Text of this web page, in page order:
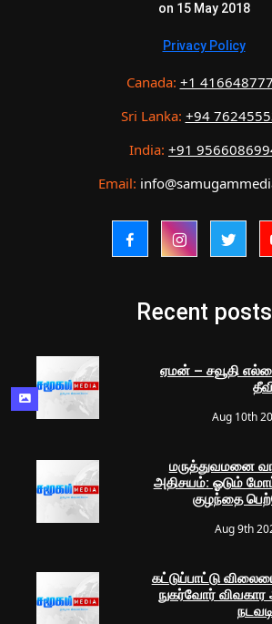
on 15 May 2018
Privacy Policy
Canada: +1
Sri Lanka: +94
India: +91
Email:
Recent posts
ஏமன் – சவூதி
Aug 10th
மருத்துவமனை
அதிசயம்: ஓடும்
குழந்தை
Aug 9th
கட்டுப்பாட்டு
நுகர்வோர் விவகார